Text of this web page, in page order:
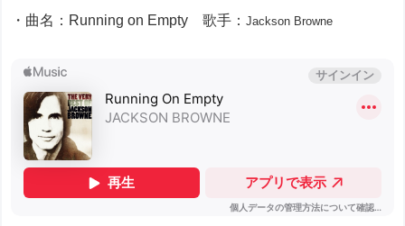
・曲名：Running on Empty 歌手：Jackson Browne